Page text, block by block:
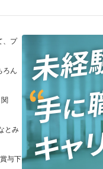
、プ
ろん
とみ
与下